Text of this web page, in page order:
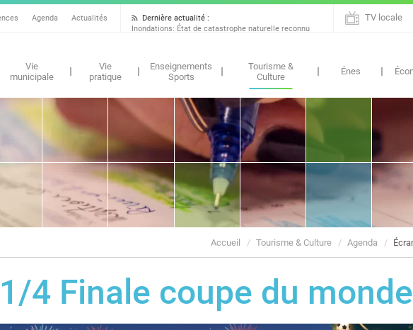
Agenda Actualités
Dernière actualité :
Inondations: État de catastrophe naturelle reconnu
TV locale
Vie
municipale
Vie
pratique
Enseignements
Sports
Tourisme &
Culture
Énes
Accueil Tourisme & Culture Agenda
4 Finale coupe du monde